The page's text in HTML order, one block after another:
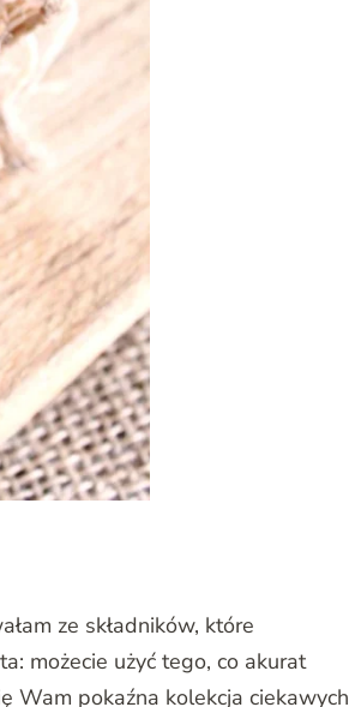
ze składników, które
możecie użyć tego, co akurat
Wam pokaźna kolekcja ciekawych